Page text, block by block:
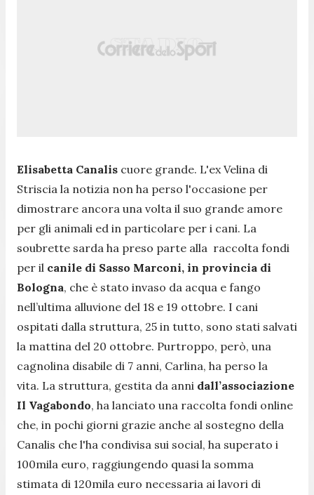
Elisabetta Canalis cuore grande. L'ex Velina di
Striscia la notizia non ha perso l'occasione per
dimostrare ancora una volta il suo grande amore
per gli animali ed in particolare per i cani. La
soubrette sarda ha preso parte alla raccolta fondi
per il canile di Sasso Marconi, in provincia di
Bologna, che è stato invaso da acqua e fango
nell’ultima alluvione del 18 e 19 ottobre. I cani
ospitati dalla struttura, 25 in tutto, sono stati salvati
la mattina del 20 ottobre. Purtroppo, però, una
cagnolina disabile di 7 anni, Carlina, ha perso la
vita. La struttura, gestita da anni dall’associazione
Il Vagabondo, ha lanciato una raccolta fondi online
che, in pochi giorni grazie anche al sostegno della
Canalis che l'ha condivisa sui social, ha superato i
100mila euro, raggiungendo quasi la somma
stimata di 120mila euro necessaria ai lavori di